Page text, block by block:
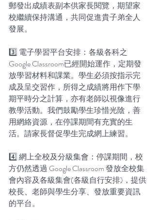
郵發出成績表副本供家長閱覽，期望家
校繼續保持溝通，共同促進貴子弟全人
發展。
3️⃣ 電子學習平台安排：各級各科之
Google Classroom已經開始運作，定期發
放學習材料和課業。學生必須按指示完
成及呈交習作，所得之成績將用作下學
期平時分之計算，亦有老師以視像進行
教學活動。我們鼓勵學生珍惜光陰，善
用網絡資源，在停課期間有充實的生
活。請家長督促學生完成網上練習。
4️⃣ 網上全校及分級集會：停課期間，校
方仍然透過 Google Classroom 發放全校集
會內容及各級集會(各級自行安排)，提供
校長、老師與學生分享、發放重要資訊
的平台。